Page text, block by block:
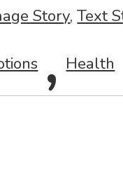
Story,Text
, Health